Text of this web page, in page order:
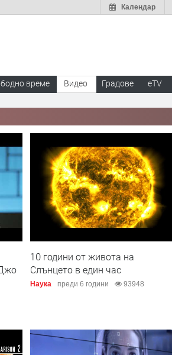
Календар
време Видео Градове eTV
10 години от живота на
Слънцето в един час
Наука преди 6 години 93948